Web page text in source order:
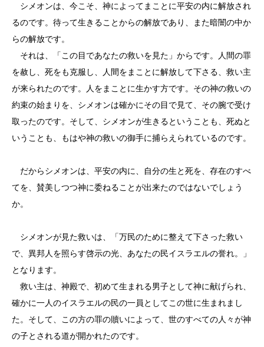
シメオンは、今こそ、神によってまことに平安の内に解放され
るのです。待って生きることからの解放であり、また暗闇の中か
らの解放です。
それは、「この目であなたの救いを見た」からです。人間の罪
を赦し、死をも克服し、人間をまことに解放して下さる、救い主
が来られたのです。人をまことに生かす方です。その神の救いの
約束の始まりを、シメオンは確かにその目で見て、その腕で受け
取ったのです。そして、シメオンが生きるということも、死ぬと
いうことも、もはや神の救いの御手に捕らえられているのです。
だからシメオンは、平安の内に、自分の生と死を、存在のすべ
てを、賛美しつつ神に委ねることが出来たのではないでしょう
か。
シメオンが見た救いは、「万民のために整えて下さった救い
で、異邦人を照らす啓示の光、あなたの民イスラエルの誉れ。」
となります。
救い主は、神殿で、初めて生まれる男子として神に献げられ、
確かに一人のイスラエルの民の一員としてこの世に生まれまし
た。そして、この方の罪の贖いによって、世のすべての人々が神
の子とされる道が開かれたのです。